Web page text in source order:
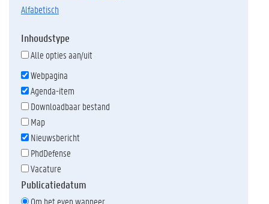
alfabetisch
Inhoudstype
Alle opties aan/uit
Webpagina
Agenda-item
Downloadbaar bestand
Map
Nieuwsbericht
PhdDefense
Vacature
Publicatiedatum
Om het even wanneer